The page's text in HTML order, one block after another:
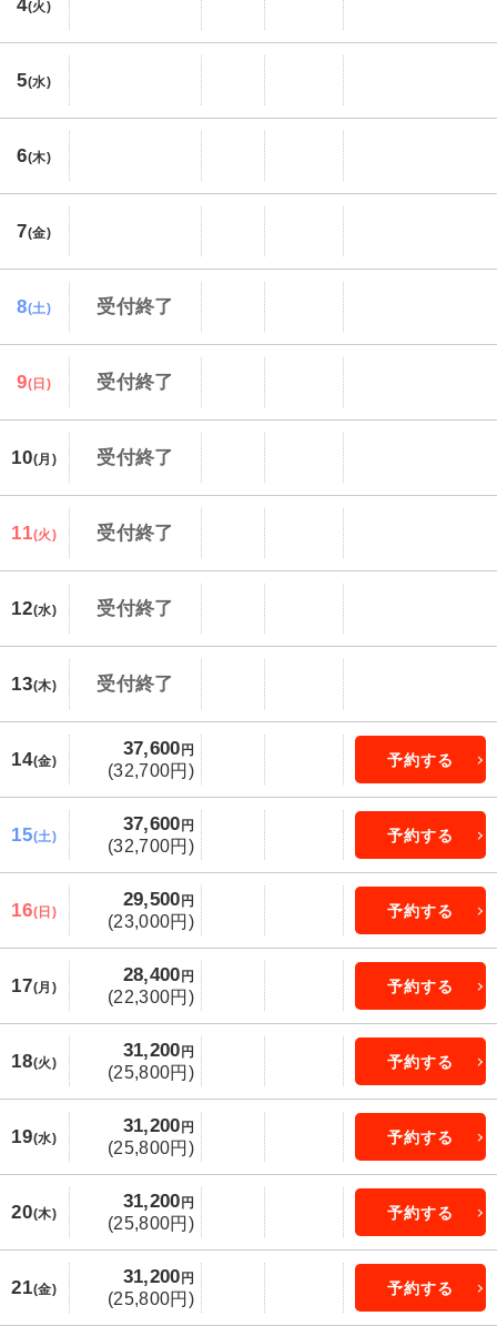
4(火)
5(水)
6(木)
7(金)
8(土) 受付終了
9(日) 受付終了
10(月) 受付終了
11(火) 受付終了
12(水) 受付終了
13(木) 受付終了
14(金)
37,600 円
(32,700円)
予約する
15(土)
37,600 円
(32,700円)
予約する
16(日)
29,500 円
(23,000円)
予約する
17(月)
28,400 円
(22,300円)
予約する
18(火)
31,200 円
(25,800円)
予約する
19(水)
31,200 円
(25,800円)
予約する
20(木)
31,200 円
(25,800円)
予約する
21(金)
31,200 円
(25,800円)
予約する